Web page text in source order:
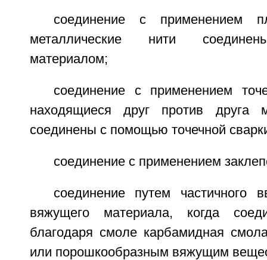
соединение с применением
металлические нити
материалом;
соединение с применением
находящиеся друг против друга
соединены с помощью точечной
соединение с применением
соединение путем частичного
вяжущего материала, когда
благодаря смоле карбамидная
или порошкообразным вяжущим